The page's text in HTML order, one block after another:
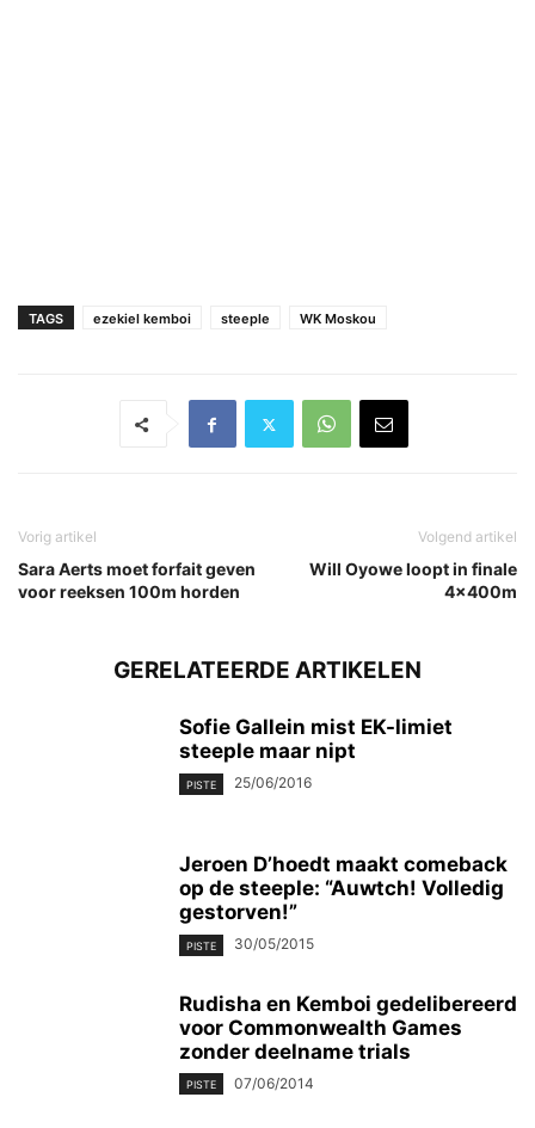
TAGS ezekiel kemboi steeple WK Moskou
Vorig artikel
Sara Aerts moet forfait geven
voor reeksen 100m horden
Volgend artikel
Will Oyowe loopt in finale
4x400m
GERELATEERDE ARTIKELEN
Sofie Gallein mist EK-limiet
steeple maar nipt
PISTE 25/06/2016
Jeroen D’hoedt maakt comeback
op de steeple: “Auwtch! Volledig
gestorven!”
PISTE 30/05/2015
Rudisha en Kemboi gedelibereerd
voor Commonwealth Games
zonder deelname trials
PISTE 07/06/2014